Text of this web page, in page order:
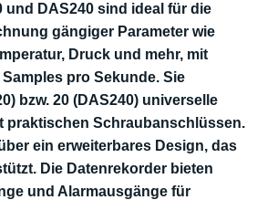
und DAS240 sind ideal für die
gängiger Parameter wie
Druck und mehr, mit
pro Sekunde. Sie
bzw. 20 (DAS240) universelle
praktischen Schraubanschlüssen.
ein erweiterbares Design, das
Die Datenrekorder bieten
und Alarmausgänge für